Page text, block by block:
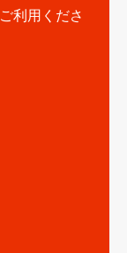
利用くださ